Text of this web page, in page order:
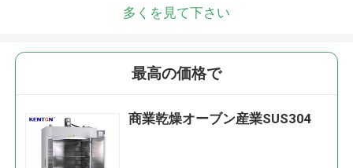
多くを見て下さい
最高の価格で
商業乾燥オーブン産業SUS304